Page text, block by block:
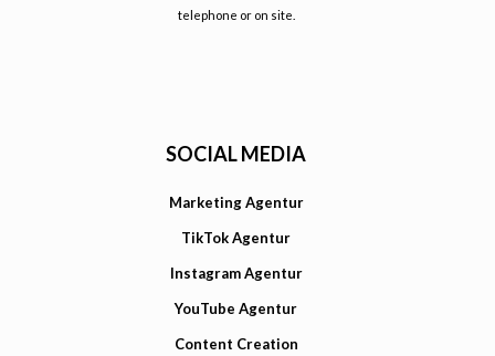
telephone or on site.
SOCIAL MEDIA
Marketing Agentur
TikTok Agentur
Instagram Agentur
YouTube Agentur
Content Creation